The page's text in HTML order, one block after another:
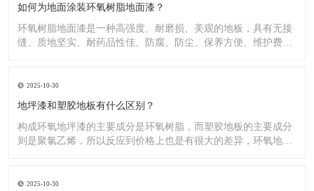
如何为地面涂装环氧树脂地面漆？
环氧树脂地面漆是一种高强度、耐磨损、美观的地板，具有无接
缝、质地坚实、耐药品性佳、防腐、防尘、保养方便、维护费用
2025-10-30
地坪漆和塑胶地板有什么区别？
构成环氧地坪漆的主要成分是环氧树脂，而塑胶地板的主要成分
则是聚氯乙烯，所以反应到价格上也是有很大的差异，环氧地坪
2025-10-30